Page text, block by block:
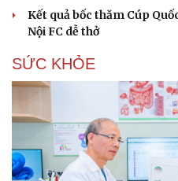
Kết quả bốc thăm Cúp
Nội FC dễ thở
SỨC KHỎE